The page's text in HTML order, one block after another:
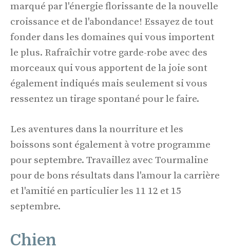
marqué par l'énergie florissante de la nouvelle
croissance et de l'abondance! Essayez de tout
fonder dans les domaines qui vous importent
le plus. Rafraîchir votre garde-robe avec des
morceaux qui vous apportent de la joie sont
également indiqués mais seulement si vous
ressentez un tirage spontané pour le faire.
Les aventures dans la nourriture et les
boissons sont également à votre programme
pour septembre. Travaillez avec Tourmaline
pour de bons résultats dans l'amour la carrière
et l'amitié en particulier les 11 12 et 15
septembre.
Chien